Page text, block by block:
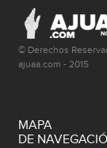
© Derechos
ajuaa.com - 2015
MAPA
DE